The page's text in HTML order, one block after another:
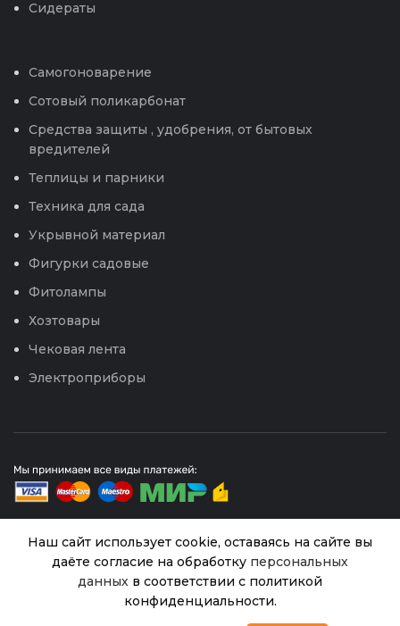
Сидераты
Самогоноварение
Сотовый поликарбонат
Средства защиты , удобрения, от бытовых
вредителей
Теплицы и парники
Техника для сада
Укрывной материал
Фигурки садовые
Фитолампы
Хозтовары
Чековая лента
Электроприборы
© 2026Интернет магазин Успех. ИП Хрипунов Сергей
Александрович
ИНН 420800180243 / ОГРНИП 304420530300327
Все права защищены.Персональные данные.
Наш сайт использует cookie, оставаясь на сайте вы
даёте согласие на обработку персональных
данных в соответствии с политикой
конфиденциальности.